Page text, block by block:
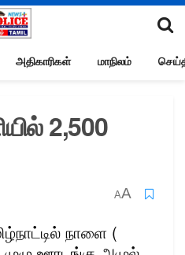
அதிகாரிகள் மாநிலம்
2,500
AA
நாளை (